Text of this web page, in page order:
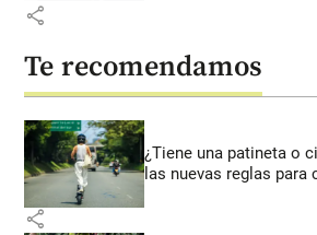
share
Te recomendamos
¿Tiene una patineta o
las nuevas reglas
share